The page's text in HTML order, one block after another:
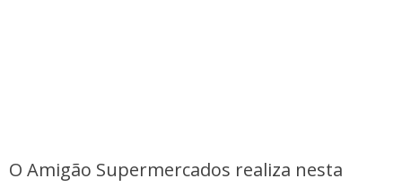
O Amigão Supermercados realiza nesta